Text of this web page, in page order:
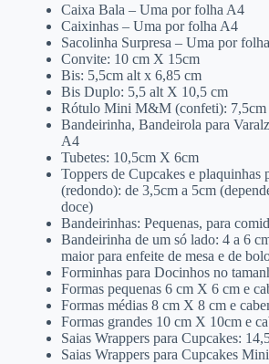
Caixa Bala – Uma por folha A4
Caixinhas – Uma por folha A4
Sacolinha Surpresa – Uma por
Convite: 10 cm X 15cm
Bis: 5,5cm alt x 6,85 cm
Bis Duplo: 5,5 alt X 10,5 cm
Rótulo Mini M&M (confeti): 7,5cm
Bandeirinha, Bandeirola para
A4
Tubetes: 10,5cm X 6cm
Toppers de Cupcakes e plaquinhas
(redondo): de 3,5cm a 5cm
doce)
Bandeirinhas: Pequenas, para
Bandeirinha de um só lado: 4 a 6
maior para enfeite de mesa e de
Forminhas para Docinhos no
Formas pequenas 6 cm X 6 cm e
Formas médias 8 cm X 8 cm e
Formas grandes 10 cm X 10cm e
Saias Wrappers para Cupcakes:
Saias Wrappers para Cupcakes